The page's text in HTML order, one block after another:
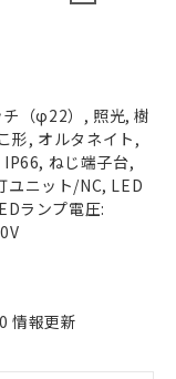
（φ22）, 照光, 樹
形, オルタネイト,
ねじ端子台,
ユニット/NC, LED
ランプ電圧:
情報更新